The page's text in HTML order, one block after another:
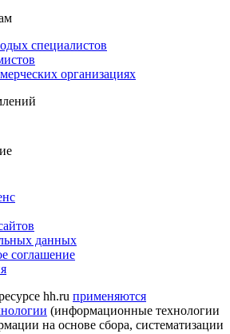
специалистов
организациях
данных
соглашение
hh.ru применяются
(информационные технологии
на основе сбора, систематизации